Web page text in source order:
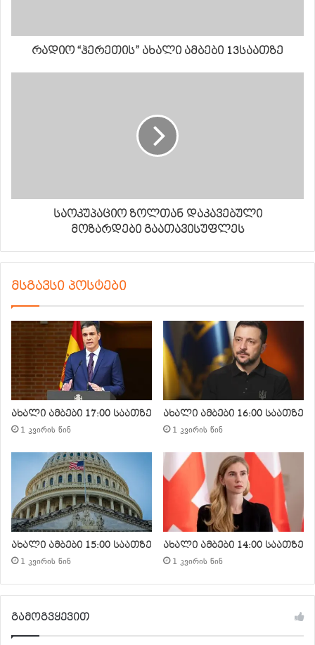
რადიო “ჰერეთის” ახალი ამბები 13საათზე
საოკუპაციო ზოლთან დაკავებული
მოზარდები გაათავისუფლეს
მსგავსი პოსტები
ახალი ამბები 17:00 საათზე
1 კვირის წინ
ახალი ამბები 16:00 საათზე
1 კვირის წინ
ახალი ამბები 15:00 საათზე
1 კვირის წინ
ახალი ამბები 14:00 საათზე
1 კვირის წინ
გამოგვყევით